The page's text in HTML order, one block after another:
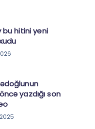
bu hitini yeni
yazdığı son